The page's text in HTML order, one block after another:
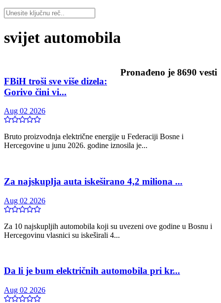
svijet automobila
Pronađeno je 8690 vesti
FBiH troši sve više dizela:
Gorivo čini vi...
Aug 02 2026
Bruto proizvodnja električne energije u Federaciji Bosne i
Hercegovine u junu 2026. godine iznosila je...
Za najskuplja auta iskeširano 4,2 miliona ...
Aug 02 2026
Za 10 najskupljih automobila koji su uvezeni ove godine u Bosnu i
Hercegovinu vlasnici su iskeširali 4...
Da li je bum električnih automobila pri kr...
Aug 02 2026